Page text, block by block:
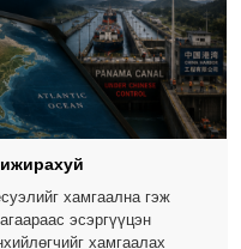
хамгаална гэж
эсэргүүцэн
хамгаалах